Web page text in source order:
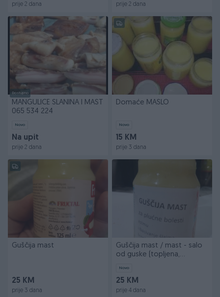
prije 2 dana prije 2 dana
Dostupno
MANGULICE SLANINA I MAST
065 534 224
Novo
Na upit
prije 2 dana
Domaće MASLO
Novo
15 KM
prije 3 dana
Guščija mast
25 KM
prije 3 dana
Guščija mast / mast - salo
od guske (topljena,
Novo
25 KM
prije 4 dana